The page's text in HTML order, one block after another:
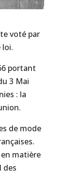
voté par
loi.
portant
3 Mai
: la
de mode
matière
des